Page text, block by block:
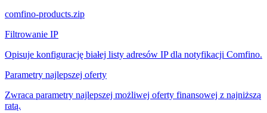
comfino-products.zip
Filtrowanie IP
Opisuje konfigurację białej listy adresów IP dla notyfikacji Comfino.
Parametry najlepszej oferty
Zwraca parametry najlepszej możliwej oferty finansowej z najniższą
ratą.